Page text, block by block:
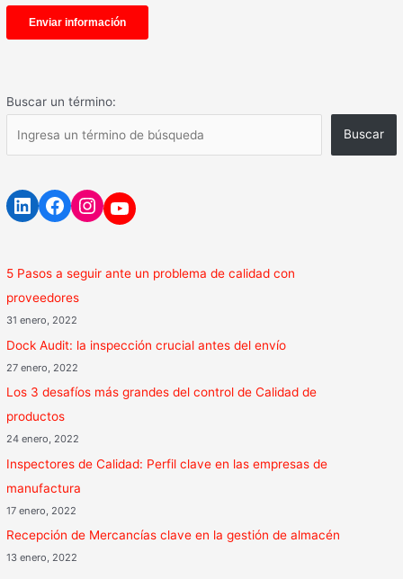
Buscar un término:
Buscar
5 Pasos a seguir ante un problema de calidad con
proveedores
31 enero, 2022
Dock Audit: la inspección crucial antes del envío
27 enero, 2022
Los 3 desafíos más grandes del control de Calidad de
productos
24 enero, 2022
Inspectores de Calidad: Perfil clave en las empresas de
manufactura
17 enero, 2022
Recepción de Mercancías clave en la gestión de almacén
13 enero, 2022